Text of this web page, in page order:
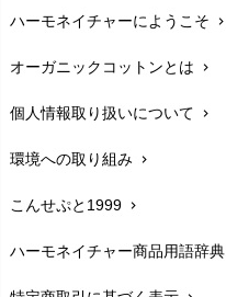
配送と送料chevron_right
在庫状況と発送予定chevron_right
サイズ・寸法chevron_right
生地・素材chevron_right
お手入れについて
レビューを書こうchevron_right
ハーモネイチャーにようこそ chevron_right
オーガニックコットンとは chevron_right
個人情報取り扱いについて chevron_right
環境への取り組み chevron_right
こんせぷと1999 chevron_right
ハーモネイチャー商品用語辞典